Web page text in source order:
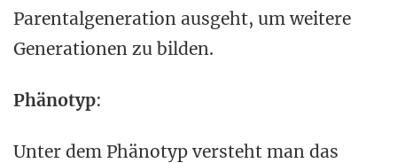
Parentalgeneration ausgeht, um weitere
Generationen zu bilden.
Phänotyp:
Unter dem Phänotyp versteht man das